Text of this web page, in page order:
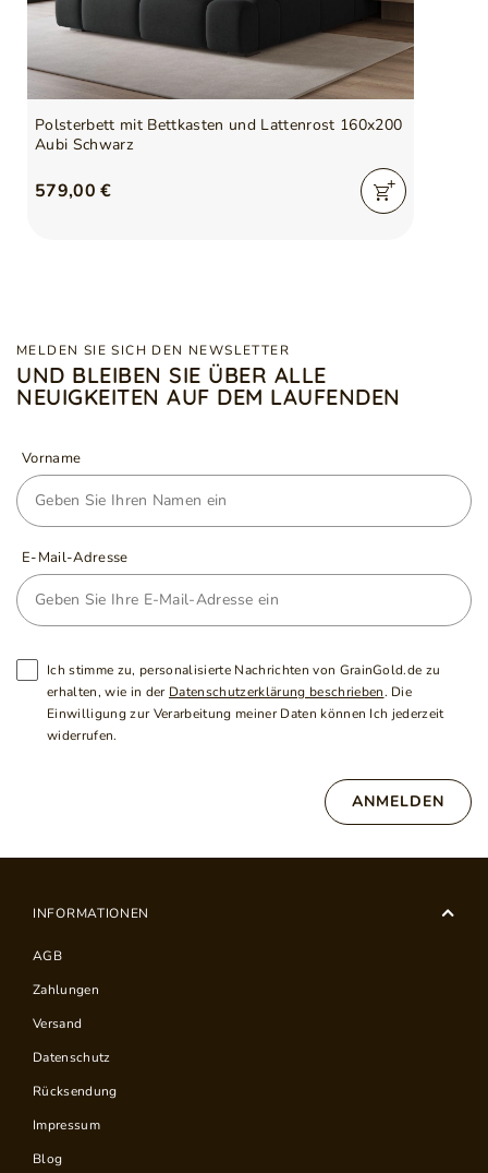
Polsterbett mit Bettkasten und Lattenrost 160x200
Aubi Schwarz
579,00 €
MELDEN SIE SICH DEN NEWSLETTER
UND BLEIBEN SIE ÜBER ALLE
NEUIGKEITEN AUF DEM LAUFENDEN
Vorname
E-Mail-Adresse
Ich stimme zu, personalisierte Nachrichten von GrainGold.de zu
erhalten, wie in der Datenschutzerklärung beschrieben. Die
Einwilligung zur Verarbeitung meiner Daten können Ich jederzeit
widerrufen.
ANMELDEN
INFORMATIONEN
AGB
Zahlungen
Versand
Datenschutz
Rücksendung
Impressum
Blog